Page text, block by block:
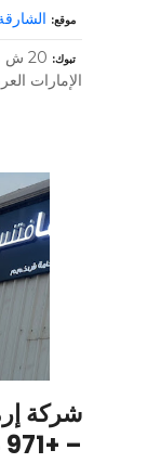
موقع
تبوك
20
الإمارات
شركة
– +971 4 393 0111